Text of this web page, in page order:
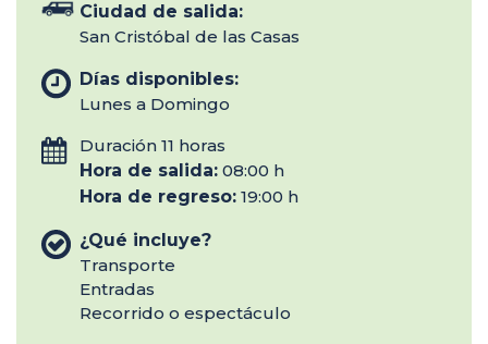
Ciudad de salida:
San Cristóbal de las Casas
Días disponibles:
Lunes a Domingo
Duración 11 horas
Hora de salida: 08:00 h
Hora de regreso: 19:00 h
¿Qué incluye?
Transporte
Entradas
Recorrido o espectáculo